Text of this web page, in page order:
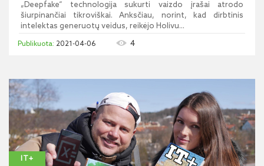
„Deepfake“ technologija sukurti vaizdo įrašai atrodo
šiurpinančiai tikroviškai. Anksčiau, norint, kad dirbtinis
intelektas generuotų veidus, reikėjo Holivu...
2021-04-06 4
IT+